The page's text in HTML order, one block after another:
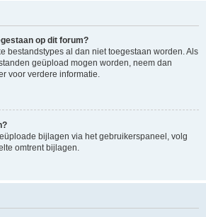
op dit forum?
bestandstypes al dan niet toegestaan worden. Als
geüpload mogen worden, neem dan
voor verdere informatie.
bijlagen via het gebruikerspaneel, volg
omtrent bijlagen.